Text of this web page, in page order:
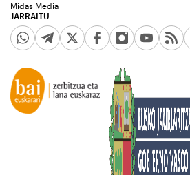
JARRAITU
Midas Media